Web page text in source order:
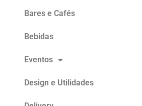
Bares e Cafés
Bebidas
Eventos
Design e Utilidades